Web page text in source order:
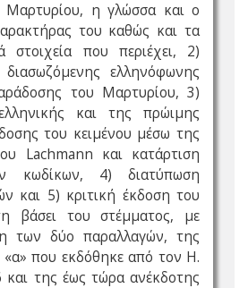
Μαρτυρίου, η γλώσσα και ο
του καθώς και τα
στοιχεία που περιέχει, 2)
ελληνόφωνης
του Μαρτυρίου, 3)
και της πρώιμης
του κειμένου μέσω της
Lachmann και κατάρτιση
κωδίκων, 4) διατύπωση
και 5) κριτική έκδοση του
βάσει του στέμματος, με
των δύο παραλλαγών, της
που εκδόθηκε από τον H.
της έως τώρα ανέκδοτης